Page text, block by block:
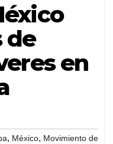
de
en
, México, Movimiento de